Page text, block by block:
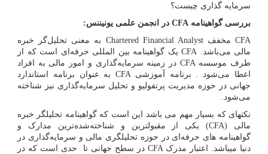
سرمایه گذاری چیست؟
بررسی گواهینامه CFA در انجمن علمی یونیننس:
CFA مخففChartered Financial Analyst به معنی تحلیل‌گر خبره
مالی می‌باشد. CFA یک گواهینامه بین المللی حرفه‌ا‌‌ی است که از
طرف موسسهCFA در زمینه سرمایه‌گذاری و امور مالی به افراد
اعطا می‌شود . برنامه آموزشی CFA به عنوان برنامه استاندارد
جهانی در حوزه مدیریت پرتفولیو و تحلیل سرمایه‌گذاری نیز شناخته
می‌شود.
نکته­ای که بسیار مهم می باشد این است که گواهینامه تحلیلگر خبره
مالی (CFA) یکی از مقبولترین و شناخته‌شده‌ترین مدارک و
گواهینامه های حرفه‌ای در حوزه تحلیل­گری مالی و سرمایه‌گذاری در
دنیا می­باشد. اعتبار مدرک CFA در سطح جهانی تا حدی است که در